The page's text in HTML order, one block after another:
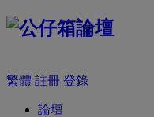
繁體 註冊 登錄
論壇